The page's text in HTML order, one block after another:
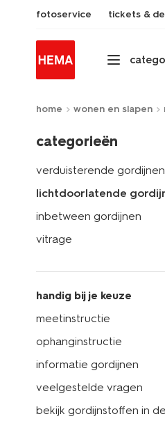
fotoservice tickets &
home wonen en slapen
categorieën
verduisterende gordijnen
lichtdoorlatende
inbetween gordijnen
vitrage
handig bij je keuze
meetinstructie
ophanginstructie
informatie gordijnen
veelgestelde vragen
bekijk gordijnstoffen in